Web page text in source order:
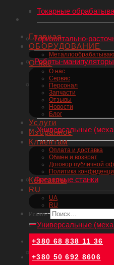
Главная
ОБОРУДОВАНИЕ
О нас
О нас
Сервис
Персонал
Запчасти
Отзывы
Новости
Блог
Услуги
Избранное
Клиентам
Оплата и доставка
Обмен и возврат
Договор публичной
Политика
Контакты
RU
UA
RU
Искать:
+380 68 838 11 36
+380 50 692 8606
Токарные
Горизонтально-
Роботы-
Токарные станки по
Токарные станки с
Универсальные
Токарные автоматы
Фрезерные станки
Фрезерные станки с
Универсальные